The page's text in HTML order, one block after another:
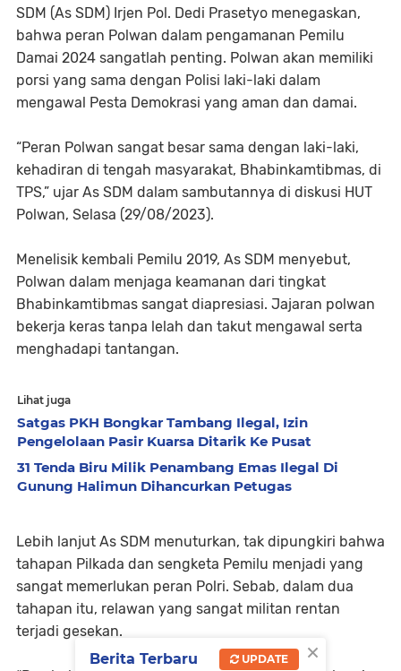
SDM (As SDM) Irjen Pol. Dedi Prasetyo menegaskan,
bahwa peran Polwan dalam pengamanan Pemilu
Damai 2024 sangatlah penting. Polwan akan memiliki
porsi yang sama dengan Polisi laki-laki dalam
mengawal Pesta Demokrasi yang aman dan damai.
“Peran Polwan sangat besar sama dengan laki-laki,
kehadiran di tengah masyarakat, Bhabinkamtibmas, di
TPS,” ujar As SDM dalam sambutannya di diskusi HUT
Polwan, Selasa (29/08/2023).
Menelisik kembali Pemilu 2019, As SDM menyebut,
Polwan dalam menjaga keamanan dari tingkat
Bhabinkamtibmas sangat diapresiasi. Jajaran polwan
bekerja keras tanpa lelah dan takut mengawal serta
menghadapi tantangan.
Lihat juga
Satgas PKH Bongkar Tambang Ilegal, Izin
Pengelolaan Pasir Kuarsa Ditarik Ke Pusat
31 Tenda Biru Milik Penambang Emas Ilegal Di
Gunung Halimun Dihancurkan Petugas
Lebih lanjut As SDM menuturkan, tak dipungkiri bahwa
tahapan Pilkada dan sengketa Pemilu menjadi yang
sangat memerlukan peran Polri. Sebab, dalam dua
tahapan itu, relawan yang sangat militan rentan
terjadi gesekan.
×
Berita Terbaru UPDATE